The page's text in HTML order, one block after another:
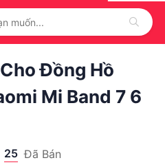
Đồng Hồ
Mi Band 7 6
25 Đã Bán